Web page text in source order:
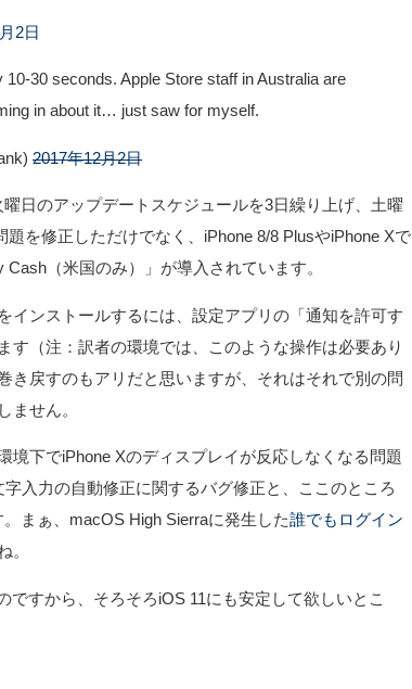
2日
30 seconds. Apple Store staff in Australia are
in about it… just saw for myself.
2017年12月2日
日のアップデートスケジュールを3日繰り上げ、土曜
題を修正しただけでなく、iPhone 8/8 PlusやiPhone Xで
（米国のみ）」が導入されています。
インストールするには、設定アプリの「通知を許可す
す（注：訳者の環境では、このような操作は必要あり
き戻すのもアリだと思いますが、それはそれで別の問
ません。
境下でiPhone Xのディスプレイが反応しなくなる問題
入力の自動修正に関するバグ修正と、ここのところ
まぁ、macOS High Sierraに発生した誰でもログイン
。
すから、そろそろiOS 11にも安定して欲しいとこ